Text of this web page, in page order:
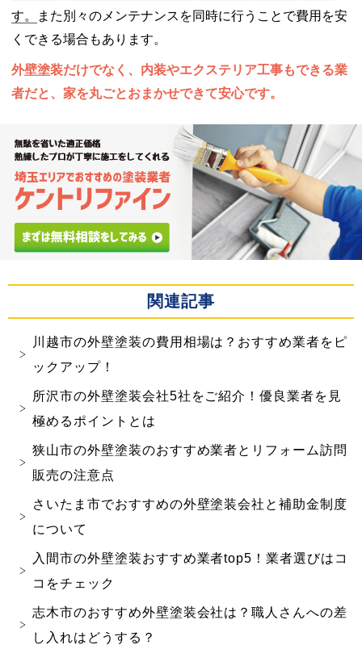
す。
また別々のメンテナンスを同時に行うことで費用を安
くできる場合もあります。
外壁塗装だけでなく、内装やエクステリア工事もできる業
者だと、家を丸ごとおまかせできて安心です。
関連記事
川越市の外壁塗装の費用相場は？おすすめ業者をピ
ックアップ！
所沢市の外壁塗装会社5社をご紹介！優良業者を見
極めるポイントとは
狭山市の外壁塗装のおすすめ業者とリフォーム訪問
販売の注意点
さいたま市でおすすめの外壁塗装会社と補助金制度
について
入間市の外壁塗装おすすめ業者top5！業者選びはコ
コをチェック
志木市のおすすめ外壁塗装会社は？職人さんへの差
し入れはどうする？